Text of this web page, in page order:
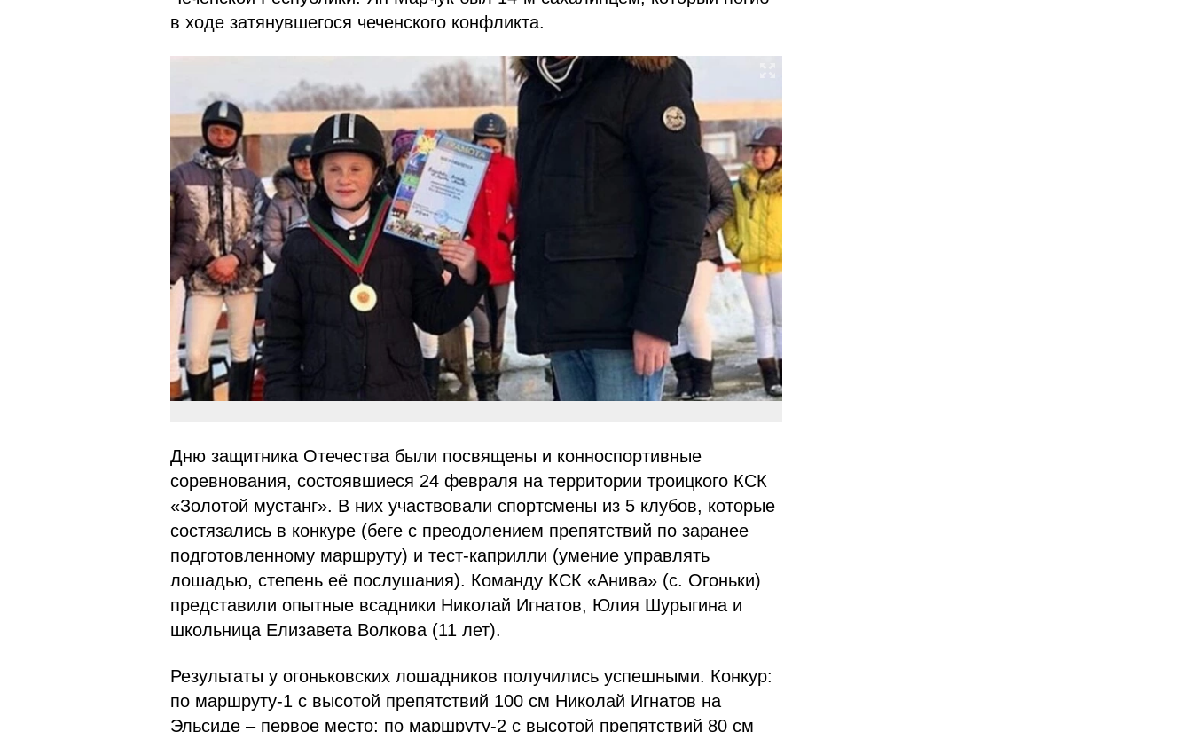
в ходе затянувшегося чеченского конфликта.
Дню защитника Отечества были посвящены и конноспортивные
соревнования, состоявшиеся 24 февраля на территории троицкого КСК
«Золотой мустанг». В них участвовали спортсмены из 5 клубов, которые
состязались в конкуре (беге с преодолением препятствий по заранее
подготовленному маршруту) и тест-каприлли (умение управлять
лошадью, степень её послушания). Команду КСК «Анива» (с. Огоньки)
представили опытные всадники Николай Игнатов, Юлия Шурыгина и
школьница Елизавета Волкова (11 лет).
Результаты у огоньковских лошадников получились успешными. Конкур:
по маршруту-1 с высотой препятствий 100 см Николай Игнатов на
Эльсиде – первое место; по маршруту-2 с высотой препятствий 80 см